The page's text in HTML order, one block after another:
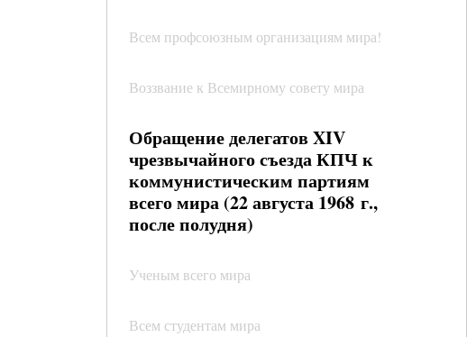
Всем профсоюзным организациям мира!
Воззвание к Всемирному совету мира
Обращение делегатов XIV
чрезвычайного съезда КПЧ к
коммунистическим партиям
всего мира (22 августа 1968 г.,
после полудня)
Ученым всего мира
Всем студентам мира